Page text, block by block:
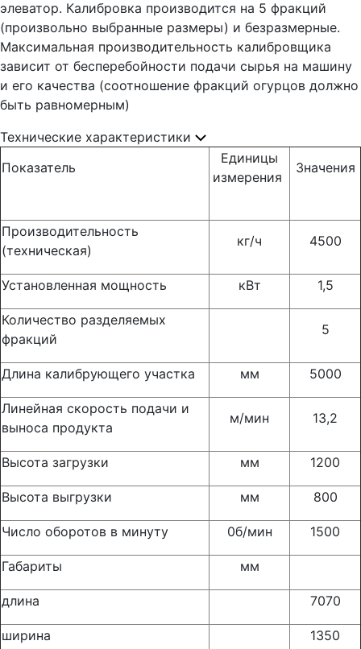
элеватор. Калибровка производится на 5 фракций
(произвольно выбранные размеры) и безразмерные.
Максимальная производительность калибровщика
зависит от бесперебойности подачи сырья на машину
и его качества (соотношение фракций огурцов должно
быть равномерным)
Технические характеристики
Показатель
Единицы
измерения
Значения
Производительность
(техническая)
кг/ч 4500
Установленная мощность кВт 1,5
Количество разделяемых
фракций
5
Длина калибрующего участка мм 5000
Линейная скорость подачи и
выноса продукта
м/мин 13,2
Высота загрузки мм 1200
Высота выгрузки мм 800
Число оборотов в минуту 0б/мин 1500
Габариты мм
длина 7070
ширина 1350